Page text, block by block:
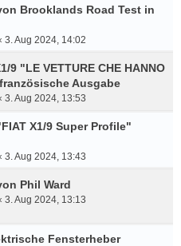
Brooklands Road Test in
3. Aug 2024, 14:02
9 "LE VETTURE CHE HANNO
Ausgabe
3. Aug 2024, 13:53
X1/9 Super Profile"
3. Aug 2024, 13:43
Phil Ward
3. Aug 2024, 13:13
Fensterheber